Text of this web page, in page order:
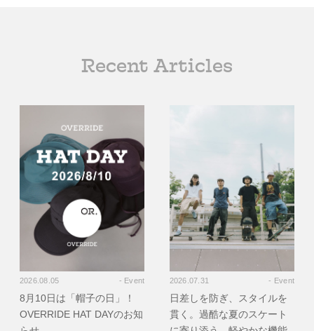
Recent Articles
2026.08.05 - Event
8月10日は「帽子の日」！
OVERRIDE HAT DAYのお知
2026.07.31 - Event
日差しを防ぎ、スタイルを
貫く。過酷な夏のスケート